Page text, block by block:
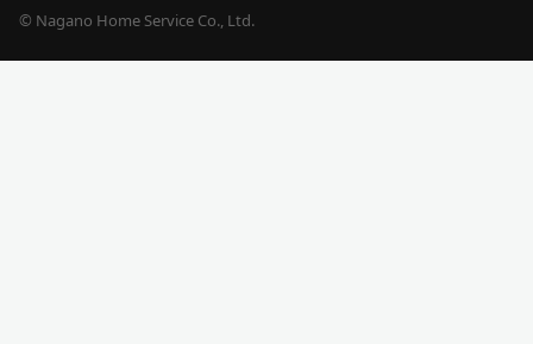
© Nagano Home Service Co., Ltd.